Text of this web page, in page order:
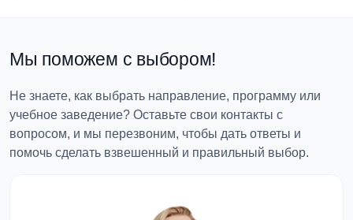
Мы поможем с выбором!
Не знаете, как выбрать направление, программу или
учебное заведение? Оставьте свои контакты с
вопросом, и мы перезвоним, чтобы дать ответы и
помочь сделать взвешенный и правильный выбор.